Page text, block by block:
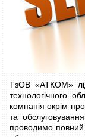
ТзОВ «АТКОМ»
технологічного
компанія окрім
та
проводимо повний